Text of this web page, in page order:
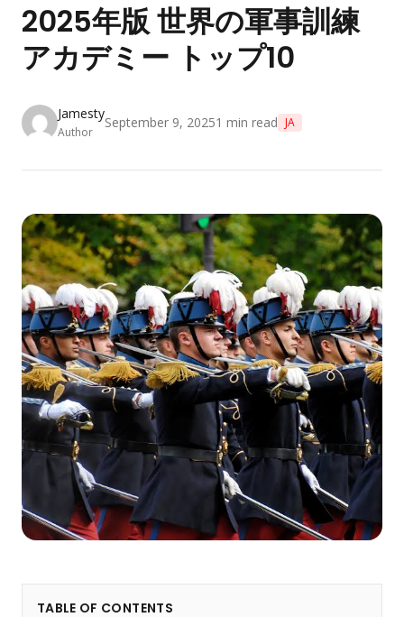
2025年版 世界の軍事訓練
アカデミー トップ10
Jamesty
Author
September 9, 20251 min read JA
TABLE OF CONTENTS